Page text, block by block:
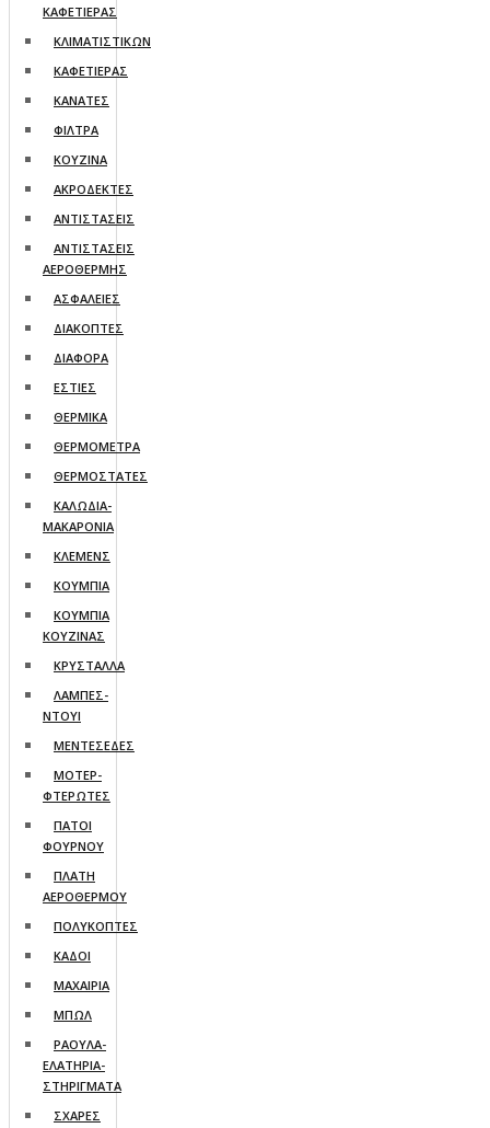
ΚΑΦΕΤΙΕΡΑΣ
ΚΛΙΜΑΤΙΣΤΙΚΩΝ
ΚΑΦΕΤΙΕΡΑΣ
ΚΑΝΑΤΕΣ
ΦΙΛΤΡΑ
ΚΟΥΖΙΝΑ
ΑΚΡΟΔΕΚΤΕΣ
ΑΝΤΙΣΤΑΣΕΙΣ
ΑΝΤΙΣΤΑΣΕΙΣ
ΑΕΡΟΘΕΡΜΗΣ
ΑΣΦΑΛΕΙΕΣ
ΔΙΑΚΟΠΤΕΣ
ΔΙΑΦΟΡΑ
ΕΣΤΙΕΣ
ΘΕΡΜΙΚΑ
ΘΕΡΜΟΜΕΤΡΑ
ΘΕΡΜΟΣΤΑΤΕΣ
ΚΑΛΩΔΙΑ-
ΜΑΚΑΡΟΝΙΑ
ΚΛΕΜΕΝΣ
ΚΟΥΜΠΙΑ
ΚΟΥΜΠΙΑ
ΚΟΥΖΙΝΑΣ
ΚΡΥΣΤΑΛΛΑ
ΛΑΜΠΕΣ-
ΝΤΟΥΙ
ΜΕΝΤΕΣΕΔΕΣ
ΜΟΤΕΡ-
ΦΤΕΡΩΤΕΣ
ΠΑΤΟΙ
ΦΟΥΡΝΟΥ
ΠΛΑΤΗ
ΑΕΡΟΘΕΡΜΟΥ
ΠΟΛΥΚΟΠΤΕΣ
ΚΑΔΟΙ
ΜΑΧΑΙΡΙΑ
ΜΠΩΛ
ΡΑΟΥΛΑ-
ΕΛΑΤΗΡΙΑ-
ΣΤΗΡΙΓΜΑΤΑ
ΣΧΑΡΕΣ